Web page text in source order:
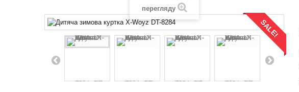
SALE!
перегляду